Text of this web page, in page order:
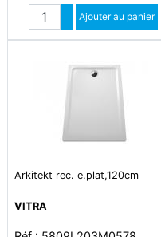
Quantité
Augmenter quantité
Diminuer quantité
Ajouter au panier
Arkitekt rec. e.plat,120cm
VITRA